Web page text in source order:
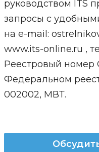
руководством ITS
запросы c
на e-mail:
www.its-online.ru ,
Реестровый номер
Федеральном
002002, МВТ.